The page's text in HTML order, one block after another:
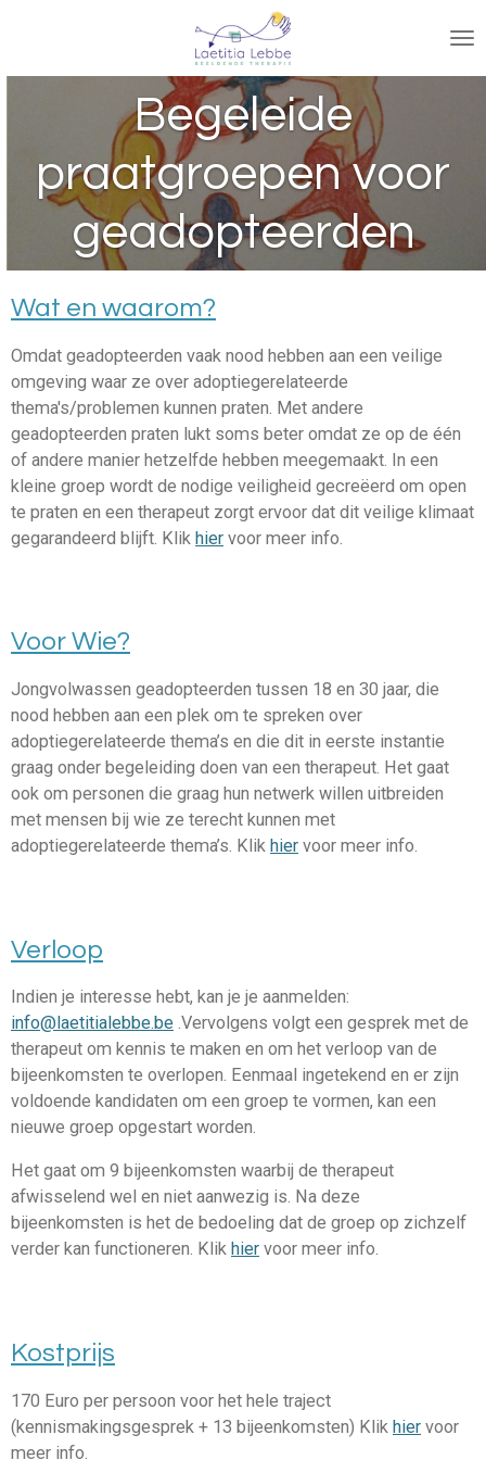
naar
hoofdinhoud
Begeleide
praatgroepen voor
geadopteerden
Wat en waarom?
Omdat geadopteerden vaak nood hebben aan een veilige
omgeving waar ze over adoptiegerelateerde
thema's/problemen kunnen praten. Met andere
geadopteerden praten lukt soms beter omdat ze op de één
of andere manier hetzelfde hebben meegemaakt. In een
kleine groep wordt de nodige veiligheid gecreëerd om open
te praten en een therapeut zorgt ervoor dat dit veilige klimaat
gegarandeerd blijft. Klik hier voor meer info.
Voor Wie?
Jongvolwassen geadopteerden tussen 18 en 30 jaar, die
nood hebben aan een plek om te spreken over
adoptiegerelateerde thema’s en die dit in eerste instantie
graag onder begeleiding doen van een therapeut. Het gaat
ook om personen die graag hun netwerk willen uitbreiden
met mensen bij wie ze terecht kunnen met
adoptiegerelateerde thema’s. Klik hier voor meer info.
Verloop
Indien je interesse hebt, kan je je aanmelden:
info@laetitialebbe.be .Vervolgens volgt een gesprek met de
therapeut om kennis te maken en om het verloop van de
bijeenkomsten te overlopen. Eenmaal ingetekend en er zijn
voldoende kandidaten om een groep te vormen, kan een
nieuwe groep opgestart worden.
Het gaat om 9 bijeenkomsten waarbij de therapeut
afwisselend wel en niet aanwezig is. Na deze
bijeenkomsten is het de bedoeling dat de groep op zichzelf
verder kan functioneren. Klik hier voor meer info.
Kostprijs
170 Euro per persoon voor het hele traject
(kennismakingsgesprek + 13 bijeenkomsten) Klik hier voor
meer info.